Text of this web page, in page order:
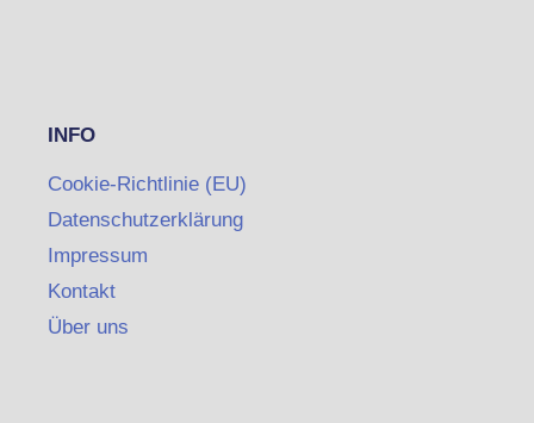
INFO
Cookie-Richtlinie (EU)
Datenschutzerklärung
Impressum
Kontakt
Über uns